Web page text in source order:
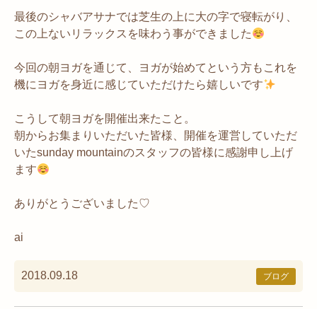
最後のシャバアサナでは芝生の上に大の字で寝転がり、
この上ないリラックスを味わう事ができました
今回の朝ヨガを通じて、ヨガが始めてという方もこれを
機にヨガを身近に感じていただけたら嬉しいです
こうして朝ヨガを開催出来たこと。
朝からお集まりいただいた皆様、開催を運営していただ
いたsunday mountainのスタッフの皆様に感謝申し上げ
ます
ありがとうございました♡
ai
2018.09.18 ブログ